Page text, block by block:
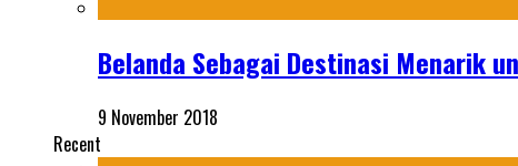
Belanda Sebagai Destinasi Menarik
9 November 2018
Recent